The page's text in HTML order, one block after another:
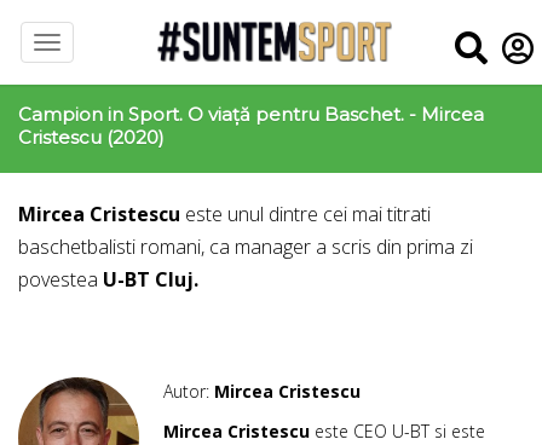
Campion in Sport. O viață pentru Baschet. - Mircea
Cristescu (2020)
Mircea Cristescu este unul dintre cei mai titrati
baschetbalisti romani, ca manager a scris din prima zi
povestea U-BT Cluj.
Autor: Mircea Cristescu
Mircea Cristescu este CEO U-BT si este